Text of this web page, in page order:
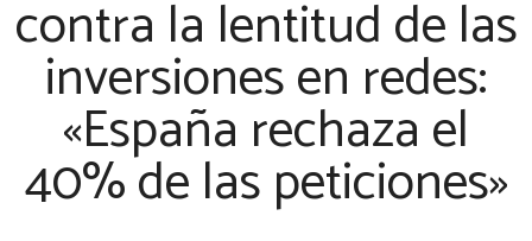
contra la lentitud de las
inversiones en redes:
«España rechaza el
40% de las peticiones»